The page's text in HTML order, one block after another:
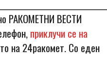
РАКОМЕТНИ ВЕСТИ
приклучи се на
на 24ракомет. Со еден